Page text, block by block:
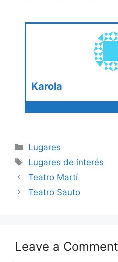
Karola
Categories
Lugares
Tags
Lugares de interés
Teatro Martí
Teatro Sauto
Leave a Comment